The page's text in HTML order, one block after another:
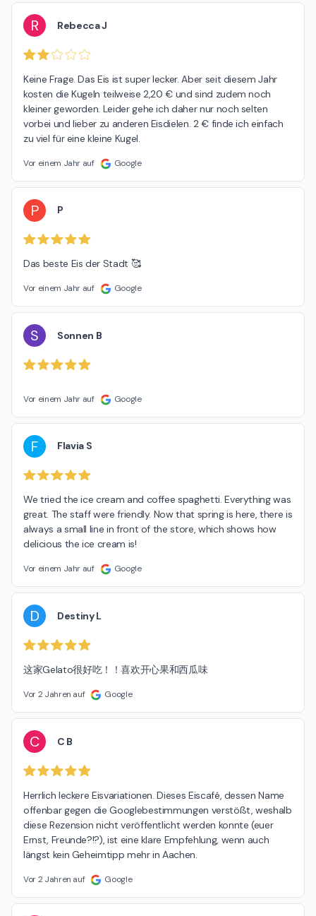
R Rebecca J
Keine Frage. Das Eis ist super lecker. Aber seit diesem Jahr
kosten die Kugeln teilweise 2,20 € und sind zudem noch
kleiner geworden. Leider gehe ich daher nur noch selten
vorbei und lieber zu anderen Eisdielen. 2 € finde ich einfach
zu viel für eine kleine Kugel.
Vor einem Jahr auf Google
P P
Das beste Eis der Stadt 🥰
Vor einem Jahr auf Google
S Sonnen B
Vor einem Jahr auf Google
F Flavia S
We tried the ice cream and coffee spaghetti. Everything was
great. The staff were friendly. Now that spring is here, there is
always a small line in front of the store, which shows how
delicious the ice cream is!
Vor einem Jahr auf Google
D Destiny L
这家Gelato很好吃！！喜欢开心果和西瓜味
Vor 2 Jahren auf Google
C C B
Herrlich leckere Eisvariationen. Dieses Eiscafé, dessen Name
offenbar gegen die Googlebestimmungen verstößt, weshalb
diese Rezension nicht veröffentlicht werden konnte (euer
Ernst, Freunde?!?), ist eine klare Empfehlung, wenn auch
längst kein Geheimtipp mehr in Aachen.
Vor 2 Jahren auf Google